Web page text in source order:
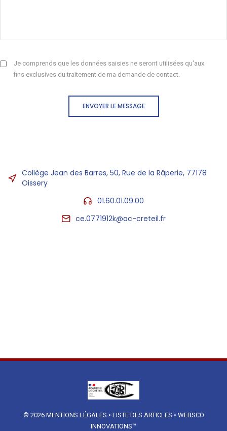
Je comprends que les données saisies ne seront utilisées qu'aux
fins exclusives du traitement de ma demande de contact.
ENVOYER LE MESSAGE
Collège Jean des Barres, 50, Rue de la Râperie, 77178
Oissery
01.60.01.09.00
ce.0771912k@ac-creteil.fr
© 2026 MENTIONS LÉGALES • LISTE DES ARTICLES • WEBSCO
INNOVATIONS™